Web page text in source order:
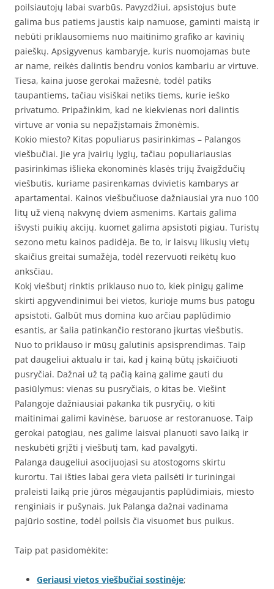
poilsiautojų labai svarbūs. Pavyzdžiui, apsistojus bute
galima bus patiems jaustis kaip namuose, gaminti maistą ir
nebūti priklausomiems nuo maitinimo grafiko ar kavinių
paieškų. Apsigyvenus kambaryje, kuris nuomojamas bute
ar name, reikės dalintis bendru vonios kambariu ar virtuve.
Tiesa, kaina juose gerokai mažesnė, todėl patiks
taupantiems, tačiau visiškai netiks tiems, kurie ieško
privatumo. Pripažinkim, kad ne kiekvienas nori dalintis
virtuve ar vonia su nepažįstamais žmonėmis.
Kokio miesto? Kitas populiarus pasirinkimas – Palangos
viešbučiai. Jie yra įvairių lygių, tačiau populiariausias
pasirinkimas išlieka ekonominės klasės trijų žvaigždučių
viešbutis, kuriame pasirenkamas dvivietis kambarys ar
apartamentai. Kainos viešbučiuose dažniausiai yra nuo 100
litų už vieną nakvynę dviem asmenims. Kartais galima
išvysti puikių akcijų, kuomet galima apsistoti pigiau. Turistų
sezono metu kainos padidėja. Be to, ir laisvų likusių vietų
skaičius greitai sumažėja, todėl rezervuoti reikėtų kuo
anksčiau.
Kokį viešbutį rinktis priklauso nuo to, kiek pinigų galime
skirti apgyvendinimui bei vietos, kurioje mums bus patogu
apsistoti. Galbūt mus domina kuo arčiau paplūdimio
esantis, ar šalia patinkančio restorano įkurtas viešbutis.
Nuo to priklauso ir mūsų galutinis apsisprendimas. Taip
pat daugeliui aktualu ir tai, kad į kainą būtų įskaičiuoti
pusryčiai. Dažnai už tą pačią kainą galime gauti du
pasiūlymus: vienas su pusryčiais, o kitas be. Viešint
Palangoje dažniausiai pakanka tik pusryčių, o kiti
maitinimai galimi kavinėse, baruose ar restoranuose. Taip
gerokai patogiau, nes galime laisvai planuoti savo laiką ir
neskubėti grįžti į viešbutį tam, kad pavalgyti.
Palanga daugeliui asocijuojasi su atostogoms skirtu
kurortu. Tai išties labai gera vieta pailsėti ir turiningai
praleisti laiką prie jūros mėgaujantis paplūdimiais, miesto
renginiais ir pušynais. Juk Palanga dažnai vadinama
pajūrio sostine, todėl poilsis čia visuomet bus puikus.
Taip pat pasidomėkite:
Geriausi vietos viešbučiai sostinėje;